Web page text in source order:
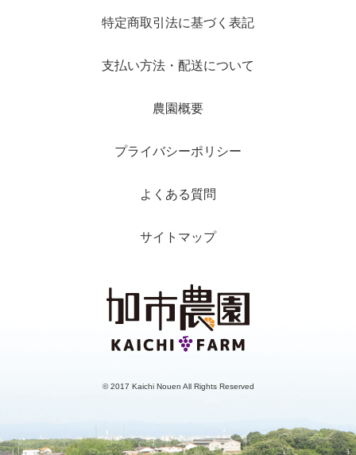
特定商取引法に基づく表記
支払い方法・配送について
農園概要
プライバシーポリシー
よくある質問
サイトマップ
© 2017 Kaichi Nouen All Rights Reserved